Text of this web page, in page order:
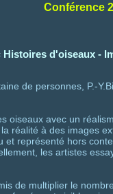
Conférence
d'oiseaux -
de personnes, P.-
oiseaux avec un
réalité à des images
et représenté hors
les artistes
de multiplier le